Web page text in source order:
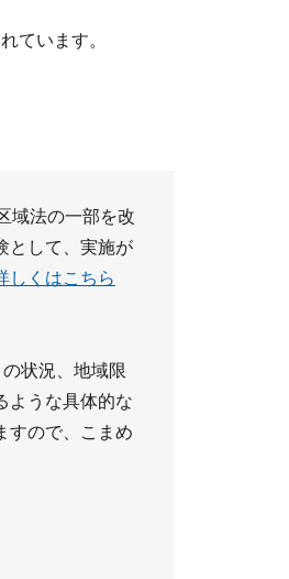
ています。
域法の一部を改
として、実施が
しくはこちら
状況、地域限
ような具体的な
すので、こまめ